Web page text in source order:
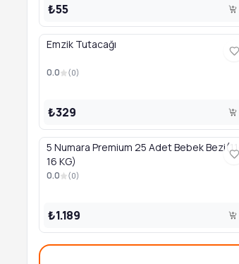
₺55
Emzik Tutacağı
0.0 (0)
₺329
5 Numara Premium 25 Adet Bebek Bezi(11-
16 KG)
0.0 (0)
₺1.189